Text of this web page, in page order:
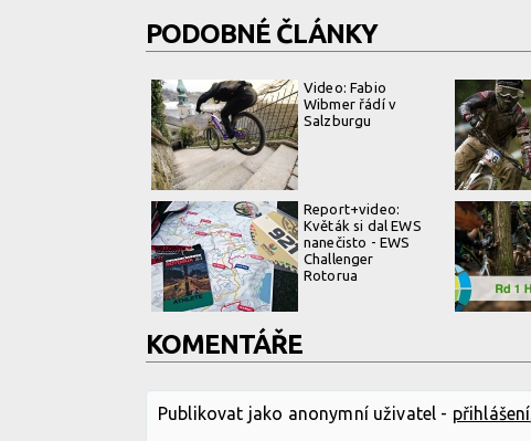
PODOBNÉ ČLÁNKY
Video: Fabio
Wibmer řádí v
Salzburgu
Report+video:
Květák si dal EWS
nanečisto - EWS
Challenger
Rotorua
KOMENTÁŘE
Publikovat jako anonymní uživatel - přihlášení